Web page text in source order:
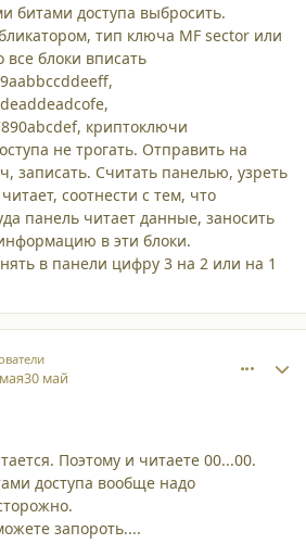
битами доступа выбросить.
тип ключа MF sector или
все блоки вписать
криптоключи
не трогать. Отправить на
записать. Считать панелью, узреть
соотнести с тем, что
панель читает данные, заносить
в эти блоки.
в панели цифру 3 на 2 или на 1
30 май
Поэтому и читаете 00...00.
доступа вообще надо
запороть....